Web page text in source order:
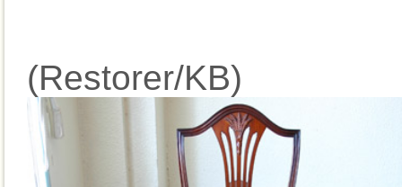
(Restorer/KB)